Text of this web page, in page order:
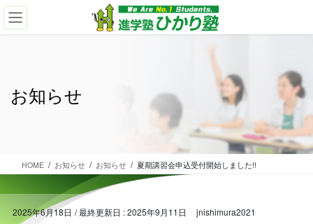
コ
ン
ナ
ビ
お知らせ
HOME お知らせ お知らせ 夏期講習会申込受付開始しました!!
2025年6月18日 / 最終更新日 :2025年9月11日 jnishimura2021